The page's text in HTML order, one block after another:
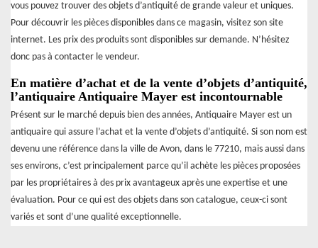
vous pouvez trouver des objets d’antiquité de grande valeur et uniques.
Pour découvrir les pièces disponibles dans ce magasin, visitez son site
internet. Les prix des produits sont disponibles sur demande. N’hésitez
donc pas à contacter le vendeur.
En matière d’achat et de la vente d’objets d’antiquité,
l’antiquaire Antiquaire Mayer est incontournable
Présent sur le marché depuis bien des années, Antiquaire Mayer est un
antiquaire qui assure l’achat et la vente d’objets d’antiquité. Si son nom est
devenu une référence dans la ville de Avon, dans le 77210, mais aussi dans
ses environs, c’est principalement parce qu’il achète les pièces proposées
par les propriétaires à des prix avantageux après une expertise et une
évaluation. Pour ce qui est des objets dans son catalogue, ceux-ci sont
variés et sont d’une qualité exceptionnelle.